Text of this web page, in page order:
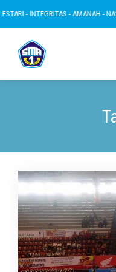
- INTEGRITAS - AMANAH -